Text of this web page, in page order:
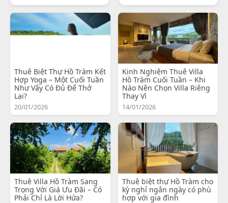
Thuê Biệt Thự Hồ Tràm Kết
Hợp Yoga – Một Cuối Tuần
Như Vậy Có Đủ Để Thở
Lại?
20/01/2026
Kinh Nghiệm Thuê Villa
Hồ Tràm Cuối Tuần – Khi
Nào Nên Chọn Villa Riêng
Thay Vì
14/01/2026
Thuê Villa Hồ Tràm Sang
Trọng Với Giá Ưu Đãi – Có
Phải Chỉ Là Lời Hứa?
Thuê biệt thự Hồ Tràm cho
kỳ nghỉ ngắn ngày có phù
hợp với gia đình